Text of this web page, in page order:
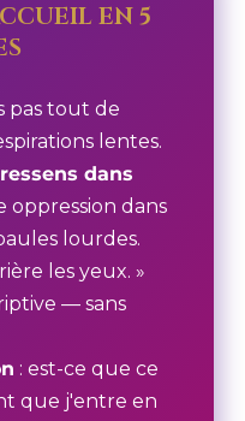
EN 5
pas tout de
lentes.
dans
oppression dans
lourdes.
les yeux. »
— sans
: est-ce que ce
que j'entre en